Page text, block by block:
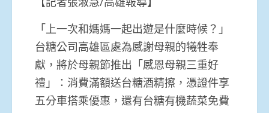
「上一次和媽媽一起出遊是什麼時候？」
台糖公司高雄區處為感謝母親的犧牲奉
獻，將於母親節推出「感恩母親三重好
禮」：消費滿額送台糖酒精擦，憑證件享
五分車搭乘優惠，還有台糖有機蔬菜免費